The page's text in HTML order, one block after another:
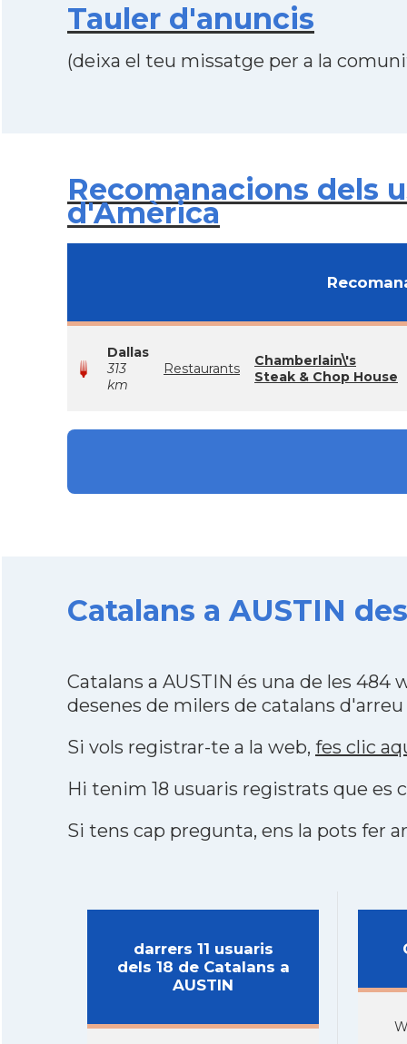
Tauler d'anuncis
(deixa el teu missatge per a la
Recomanacions dels
d'Amèrica
Dallas
313
km
Restaurants
Chamberlain\'s
Steak & Chop House
Catalans a AUSTIN
Catalans a AUSTIN és una de les
desenes de milers de catalans
Si vols registrar-te a la web, fes clic
Hi tenim 18 usuaris registrats que
Si tens cap pregunta, ens la pots fer
darrers 11 usuaris
dels 18 de Catalans a
AUSTIN